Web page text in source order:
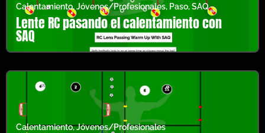
Calentamiento,Jóvenes/Profesionales, Paso,SAQ
Lente RC pasando el calentamiento con
SAQ
Calentamiento,Jóvenes/Profesionales